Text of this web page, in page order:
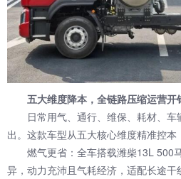
五大维度降本，全链路压缩运营开
日常用气、通行、维保、耗材、
出。这款车型从五大核心维度精准控本
燃气更省：全车搭载潍柴13L 500
异，动力充沛且气耗经济，适配长途